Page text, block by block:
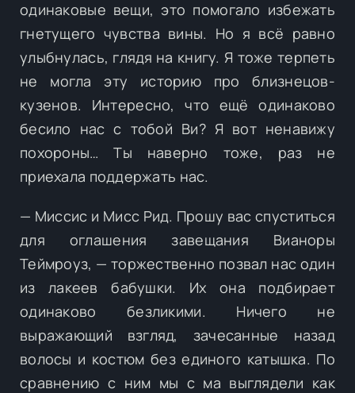
одинаковые вещи, это помогало избежать
гнетущего чувства вины. Но я всё равно
улыбнулась, глядя на книгу. Я тоже терпеть
не могла эту историю про близнецов-
кузенов. Интересно, что ещё одинаково
бесило нас с тобой Ви? Я вот ненавижу
похороны… Ты наверно тоже, раз не
приехала поддержать нас.
— Миссис и Мисс Рид. Прошу вас спуститься
для оглашения завещания Вианоры
Теймроуз, — торжественно позвал нас один
из лакеев бабушки. Их она подбирает
одинаково безликими. Ничего не
выражающий взгляд, зачесанные назад
волосы и костюм без единого катышка. По
сравнению с ним мы с ма выглядели как